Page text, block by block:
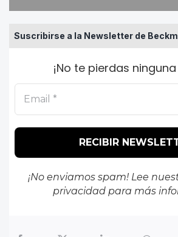
Suscribirse a la Newsletter de
¡No te pierdas
¡No enviamos spam! Lee
privacidadpara más